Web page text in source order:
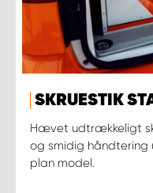
SKRUESTIK
Hævet udtrækkeligt
og smidig håndtering
plan model.